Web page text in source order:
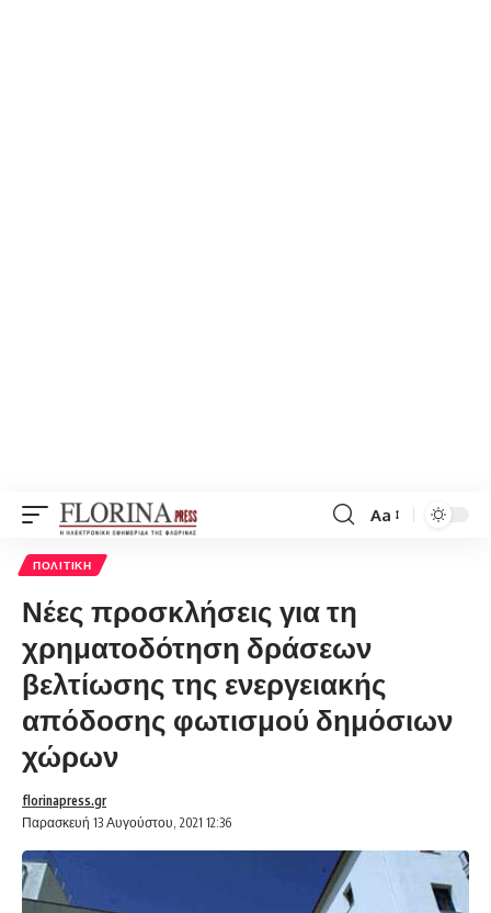
Font
Aa
ΠΟΛΙΤΙΚΉ
Νέες προσκλήσεις για τη
χρηματοδότηση δράσεων
βελτίωσης της ενεργειακής
απόδοσης φωτισμού δημόσιων
χώρων
Παρασκευή 13 Αυγούστου, 2021 12:36
florinapress.gr